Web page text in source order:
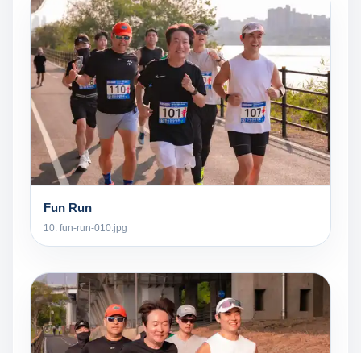
Fun Run
10. fun-run-010.jpg